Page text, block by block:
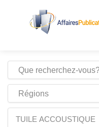
TUILE ACCOUSTIQUE